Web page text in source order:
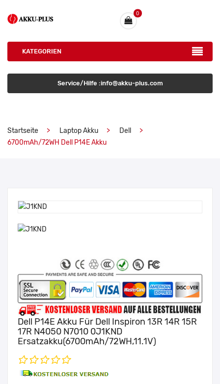
0
KATEGORIEN
Service/Hilfe :info@akku-plus.com
Startseite Laptop Akku
Dell
6700mAh/72WH Dell P14E Akku
Dell P14E Akku Für Dell Inspiron 13R 14R 15R
17R N4050 N7010 0J1KND
Ersatzakku(6700mAh/72WH,11.1V)